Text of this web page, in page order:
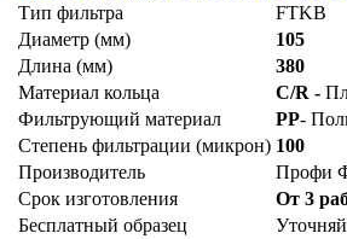
Тип фильтра
FTKB
Диаметр (мм)
105
Длина (мм)
380
Материал кольца
C/R -
Фильтрующий материал
PP-
Степень фильтрации (микрон) 100
Производитель
Профи
Срок изготовления
От 3
Бесплатный образец